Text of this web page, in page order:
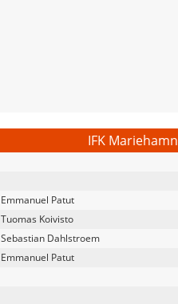
IFK Mariehamn
Emmanuel Patut
Tuomas Koivisto
Sebastian Dahlstroem
Emmanuel Patut